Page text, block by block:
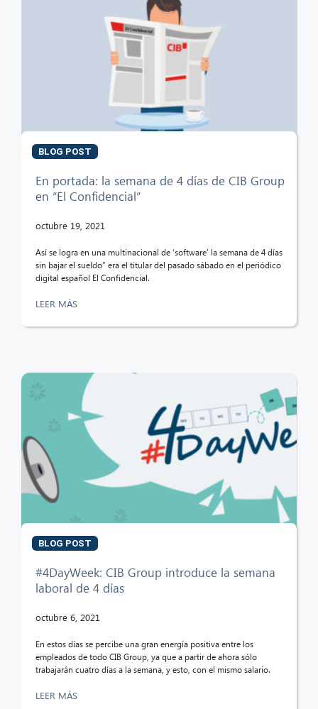
BLOG POST
En portada: la semana de 4 días de CIB Group
en “El Confidencial”
octubre 19, 2021
Así se logra en una multinacional de ‘software’ la semana de 4 días
sin bajar el sueldo” era el titular del pasado sábado en el periódico
digital español El Confidencial.
LEER MÁS
BLOG POST
#4DayWeek: CIB Group introduce la semana
laboral de 4 días
octubre 6, 2021
En estos días se percibe una gran energía positiva entre los
empleados de todo CIB Group, ya que a partir de ahora sólo
trabajarán cuatro días a la semana, y esto, con el mismo salario.
LEER MÁS